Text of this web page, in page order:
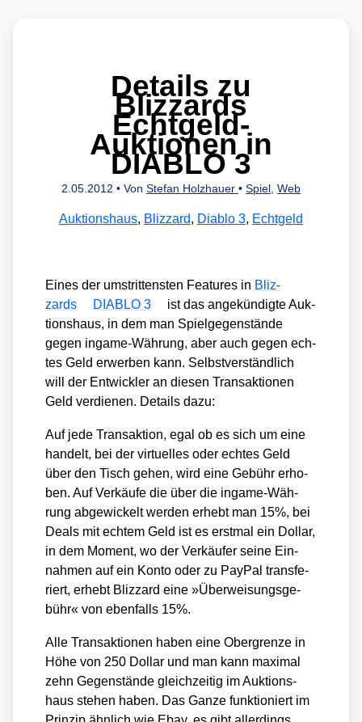
Details zu
Blizzards
Echtgeld-
Auktionen in
DIABLO 3
2.05.2012 • Von Stefan Holzhauer • Spiel , Web
Auktionshaus, Blizzard, Diablo 3, Echtgeld
Eines der umstrit­tens­ten Fea­tures in Bliz­
zards
DIABLO 3
ist das ange­kün­dig­te Auk­
ti­ons­haus, in dem man Spiel­ge­gen­stän­de
gegen ingame-Wäh­rung, aber auch gegen ech­
tes Geld erwer­ben kann. Selbst­ver­ständ­lich
will der Ent­wick­ler an die­sen Trans­ak­tio­nen
Geld ver­die­nen. Details dazu:
Auf jede Trans­ak­ti­on, egal ob es sich um eine
han­delt, bei der vir­tu­el­les oder ech­tes Geld
über den Tisch gehen, wird eine Gebühr erho­
ben. Auf Ver­käu­fe die über die ingame-Wäh­
rung abge­wi­ckelt wer­den erhebt man 15%, bei
Deals mit ech­tem Geld ist es erst­mal ein Dol­lar,
in dem Moment, wo der Ver­käu­fer sei­ne Ein­
nah­men auf ein Kon­to oder zu Pay­Pal trans­fe­
riert, erhebt Bliz­zard eine »Über­wei­sungs­ge­
bühr« von eben­falls 15%.
Alle Trans­ak­tio­nen haben eine Ober­gren­ze in
Höhe von 250 Dol­lar und man kann maxi­mal
zehn Gegen­stän­de gleich­zei­tig im Auk­ti­ons­
haus ste­hen haben. Das Gan­ze funk­tio­niert im